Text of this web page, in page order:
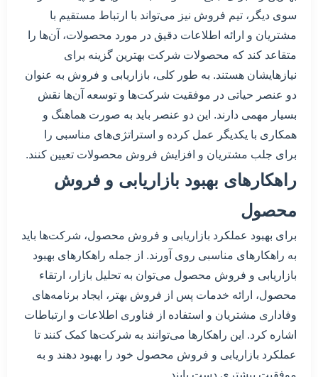
سوی دیگر، تیم فروش نیز می‌تواند با ارتباط مستقیم با
مشتریان و ارائه اطلاعات دقیق در مورد محصولات، آن‌ها را
متقاعد کند که محصولات شرکت بهترین گزینه برای
نیازهایشان هستند. به طور کلی، بازاریابی و فروش به عنوان
دو عنصر حیاتی در موفقیت شرکت‌ها و توسعه آن‌ها نقش
بسیار مهمی دارند. این دو عنصر باید به صورت هماهنگ و
همکاری با یکدیگر عمل کرده و استراتژی‌های مناسبی را
برای جلب مشتریان و افزایش فروش محصولات تعیین کنند.
راهکارهای بهبود بازاریابی و فروش
محصول
برای بهبود عملکرد بازاریابی و فروش محصول، شرکت‌ها باید
به راهکارهای مناسبی روی آورند. از جمله راهکارهای بهبود
بازاریابی و فروش محصول می‌توان به تحلیل بازار، ارتقاء
محصول، ارائه خدمات پس از فروش بهتر، ایجاد برنامه‌های
وفاداری مشتریان و استفاده از فناوری اطلاعات و ارتباطات
اشاره کرد. این راهکارها می‌توانند به شرکت‌ها کمک کنند تا
عملکرد بازاریابی و فروش محصول خود را بهبود دهند و به
موفقیت بیشتری دست یابند.